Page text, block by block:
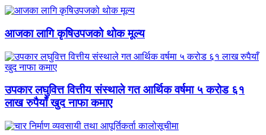
आजका लागि कृषिउपजको थोक मूल्य
उपकार लघुवित्त वित्तीय संस्थाले गत आर्थिक वर्षमा ५ करोड ६१
लाख रुपैयाँ खुद नाफा कमाए